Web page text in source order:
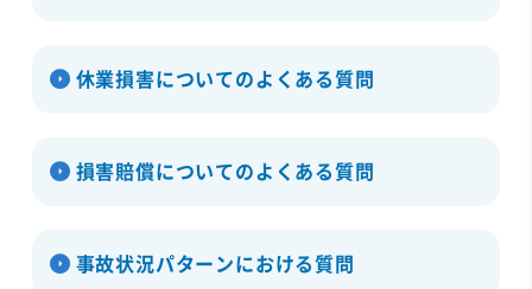
休業損害についてのよくある質問
損害賠償についてのよくある質問
事故状況パターンにおける質問